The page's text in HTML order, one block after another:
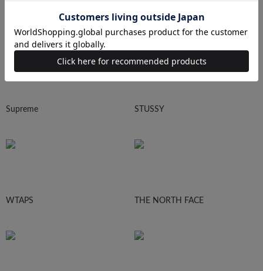
HUMAN MADE
Supreme STUSSY
WTAPS THE NORTH FACE